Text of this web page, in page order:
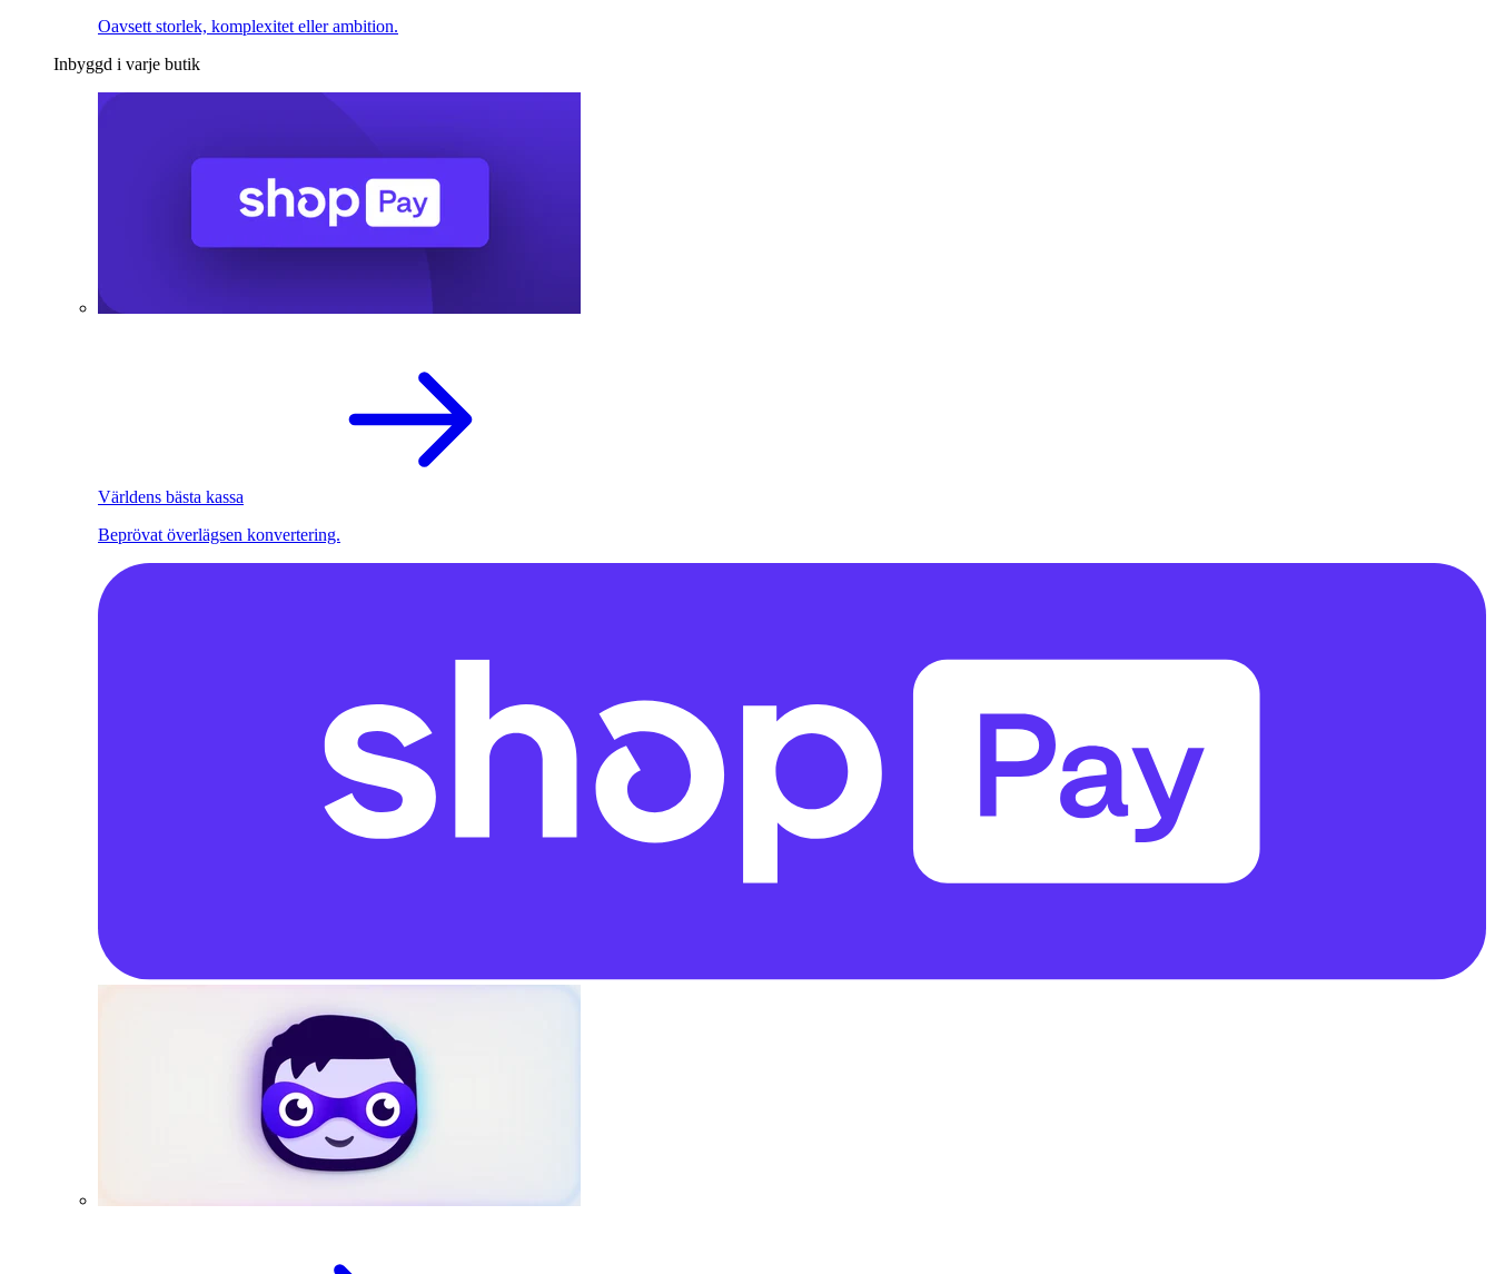
Oavsett storlek, komplexitet eller ambition.
Inbyggd i varje butik
Världens bästa kassa
Beprövat överlägsen konvertering.